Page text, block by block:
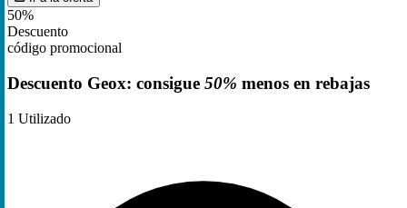
50%
Descuento
código promocional
Descuento Geox: consigue 50% menos en rebajas
1 Utilizado